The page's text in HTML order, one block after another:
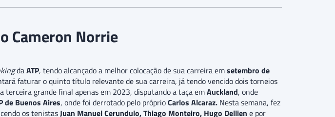
Cameron Norrie
daATP, tendo alcançado a melhor colocação de sua carreira emsetembro de
faturar o quinto título relevante de sua carreira, já tendo vencido dois torneios
terceira grande final apenas em 2023, disputando a taça emAuckland, onde
de Buenos Aires, onde foi derrotado pelo próprioCarlos Alcaraz. Nesta semana, fez
os tenistasJuan Manuel Cerundulo, Thiago Monteiro, Hugo Dellien e por